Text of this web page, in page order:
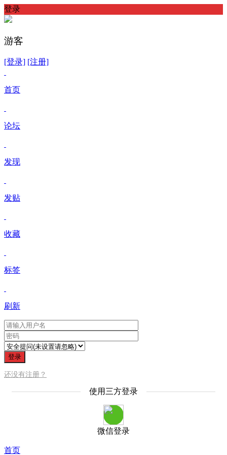
登录
游客
[登录] [注册]
首页
论坛
发现
发贴
收藏
标签
刷新
登录
还没有注册？
使用三方登录
微信登录
首页